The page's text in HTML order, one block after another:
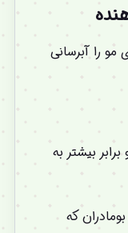
را آبرسانی
بیشتر به
که